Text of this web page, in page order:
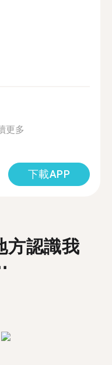
更多
下載APP
方認識我